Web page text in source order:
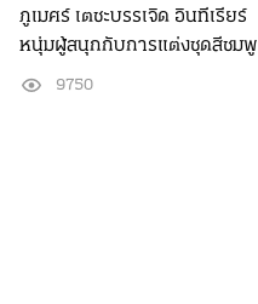
ภูเมศร์ เตชะบรรเจิด อินทีเรียร์
หนุ่มผู้สนุกกับการแต่งชุดสีชมพู
9750